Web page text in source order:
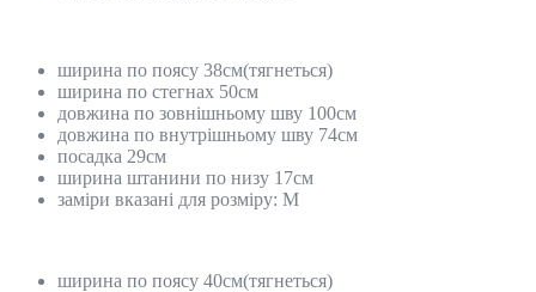
ширина по поясу 38см(тягнеться)
ширина по стегнах 50см
довжина по зовнішньому шву 100см
довжина по внутрішньому шву 74см
посадка 29см
ширина штанини по низу 17см
заміри вказані для розміру: М
ширина по поясу 40см(тягнеться)